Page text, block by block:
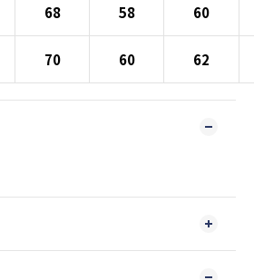
68 58 60
70 60 62